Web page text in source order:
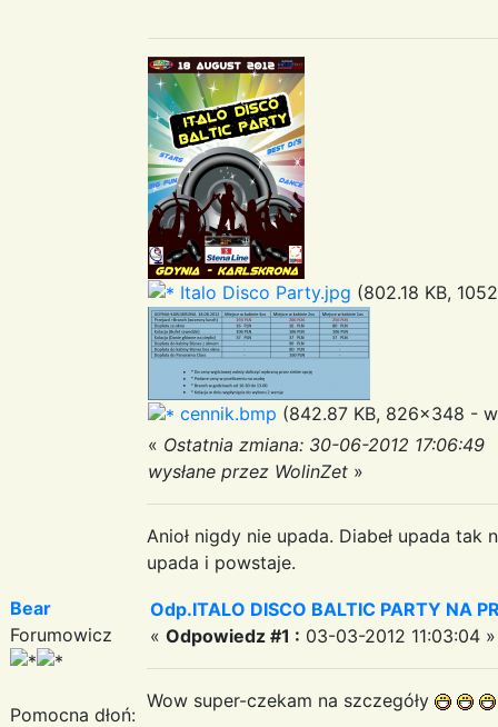
Italo Disco Party.jpg (802.18 KB,
cennik.bmp (842.87 KB, 826x348 -
« Ostatnia zmiana: 30-06-2012 17:06:49
wysłane przez WolinZet »
Anioł nigdy nie upada. Diabeł upada
upada i powstaje.
Bear
Forumowicz
Pomocna dłoń:
Odp.ITALO DISCO BALTIC PARTY NA
« Odpowiedz #1 : 03-03-2012 11:03:04 »
Wow super-czekam na szczegóły